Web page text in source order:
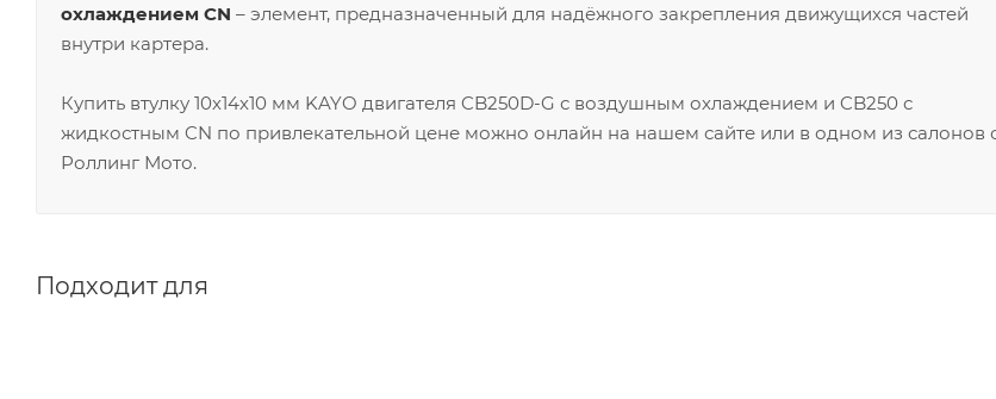
охлаждением CN – элемент, предназначенный для надёжного закрепления движущихся частей
внутри картера.
Купить втулку 10х14х10 мм KAYO двигателя CB250D-G с воздушным охлаждением и CB250 с
жидкостным CN по привлекательной цене можно онлайн на нашем сайте или в одном из салонов
Роллинг Мото.
Подходит для